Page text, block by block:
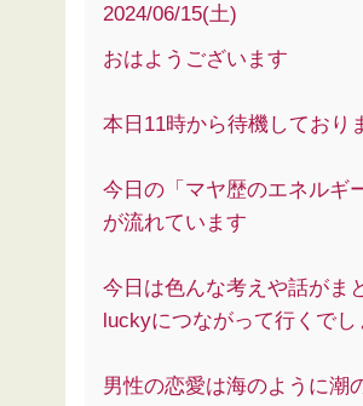
2024/06/15(土)
おはようございます
本日11時から待機しており
今日の「マヤ歴のエネルギ
が流れています
今日は色んな考えや話がま
luckyにつながって行くでし
男性の恋愛は海のように潮